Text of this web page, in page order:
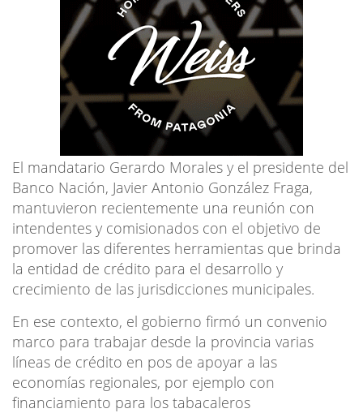
El mandatario Gerardo Morales y el presidente del
Banco Nación, Javier Antonio González Fraga,
mantuvieron recientemente una reunión con
intendentes y comisionados con el objetivo de
promover las diferentes herramientas que brinda
la entidad de crédito para el desarrollo y
crecimiento de las jurisdicciones municipales.
En ese contexto, el gobierno firmó un convenio
marco para trabajar desde la provincia varias
líneas de crédito en pos de apoyar a las
economías regionales, por ejemplo con
financiamiento para los tabacaleros